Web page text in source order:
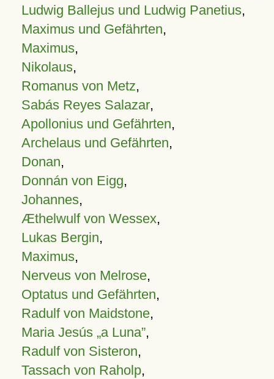
Ludwig Ballejus und Ludwig Panetius,
Maximus und Gefährten,
Maximus,
Nikolaus,
Romanus von Metz,
Sabás Reyes Salazar,
Apollonius und Gefährten,
Archelaus und Gefährten,
Donan,
Donnán von Eigg,
Johannes,
Æthelwulf von Wessex,
Lukas Bergin,
Maximus,
Nerveus von Melrose,
Optatus und Gefährten,
Radulf von Maidstone,
Maria Jesús „a Luna”,
Radulf von Sisteron,
Tassach von Raholp,